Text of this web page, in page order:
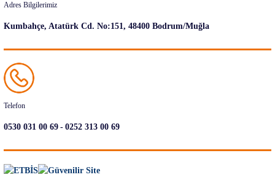
Adres Bilgilerimiz
Kumbahçe, Atatürk Cd. No:151, 48400 Bodrum/Muğla
Telefon
0530 031 00 69-0252 313 00 69